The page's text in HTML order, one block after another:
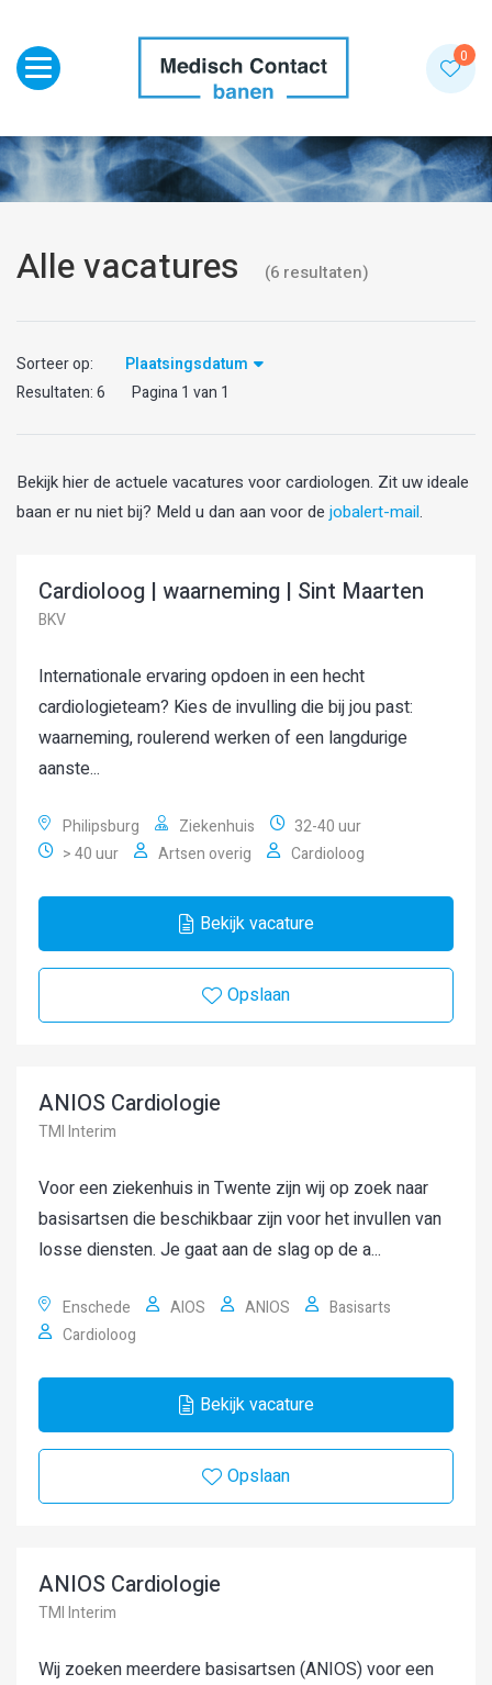
Toggle navigation 0
Alle vacatures (6 resultaten)
Sorteer op:
Plaatsingsdatum
Resultaten:6 Pagina1 van 1
Bekijk hier de actuele vacatures voor cardiologen. Zit uw ideale
baan er nu niet bij? Meld u dan aan voor de jobalert-mail.
Cardioloog | waarneming | Sint Maarten
BKV
Internationale ervaring opdoen in een hecht
cardiologieteam? Kies de invulling die bij jou past:
waarneming, roulerend werken of een langdurige
aanste...
Philipsburg Ziekenhuis
32-40 uur
> 40 uur
Artsen overig Cardioloog
Bekijk vacature
Opslaan
ANIOS Cardiologie
TMI Interim
Voor een ziekenhuis in Twente zijn wij op zoek naar
basisartsen die beschikbaar zijn voor het invullen van
losse diensten. Je gaat aan de slag op de a...
Enschede AIOS ANIOS
Basisarts
Cardioloog
Bekijk vacature
Opslaan
ANIOS Cardiologie
TMI Interim
Wij zoeken meerdere basisartsen (ANIOS) voor een